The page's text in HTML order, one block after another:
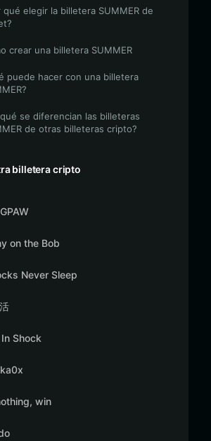
qué elegir la billetera SUMMER de
crear una billetera SUMMER
puede hacer con una billetera
se diferencian las billeteras
de otras billeteras cripto?
billetera cripto
on the Bob
Never Sleep
Shock
win